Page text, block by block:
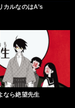
カルなのはA’s
なら絶望先生